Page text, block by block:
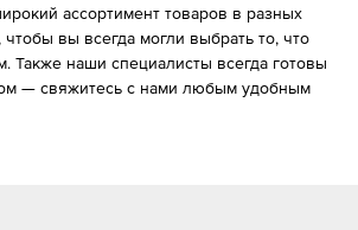
ассортимент товаров в разных
чтобы вы всегда могли выбрать то, что
Также наши специалисты всегда готовы
— свяжитесь с нами любым удобным